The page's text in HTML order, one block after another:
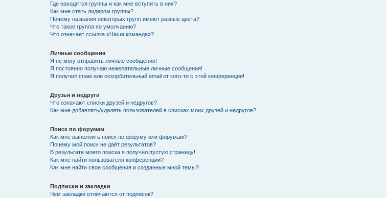
Где находятся группы и как мне вступить в них?
Как мне стать лидером группы?
Почему названия некоторых групп имеют разные цвета?
Что такое группа по умолчанию?
Что означает ссылка «Наша команда»?
Личные сообщения
Я не могу отправить личные сообщения!
Я постоянно получаю нежелательные личные сообщения!
Я получил спам или оскорбительный email от кого-то с этой конференции!
Друзья и недруги
Что означают списки друзей и недругов?
Как мне добавлять/удалять пользователей в списках моих друзей и недругов?
Поиск по форумам
Как мне выполнить поиск по форуму или форумам?
Почему мой поиск не даёт результатов?
В результате моего поиска я получил пустую страницу!
Как мне найти пользователя конференции?
Как мне найти свои сообщения и созданные мной темы?
Подписки и закладки
Чем закладки отличаются от подписок?